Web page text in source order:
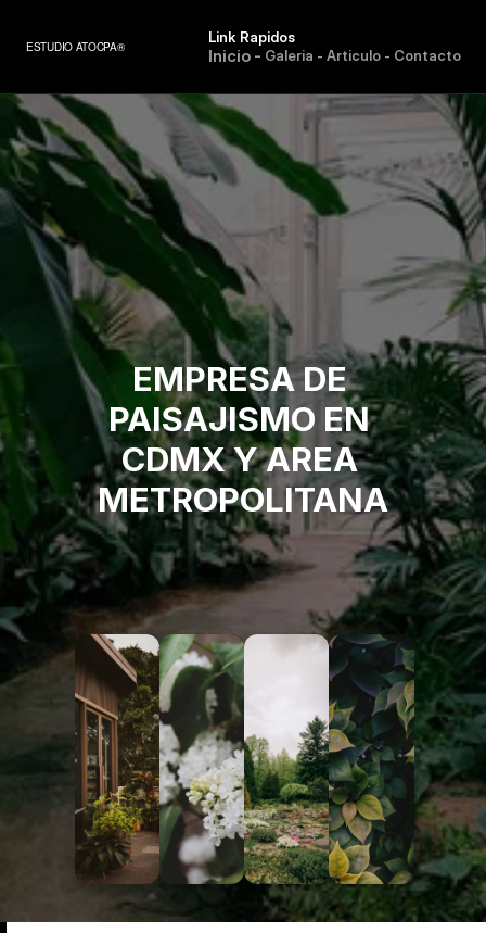
ESTUDIO ATOCPA®
Link Rapidos
Inicio - Galeria - Articulo - Contacto
EMPRESA DE
PAISAJISMO EN
CDMX Y AREA
METROPOLITANA
N TA CT